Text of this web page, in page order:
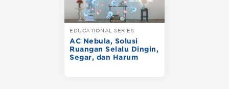
EDUCATIONAL SERIES
AC Nebula, Solusi
Ruangan Selalu Dingin,
Segar, dan Harum